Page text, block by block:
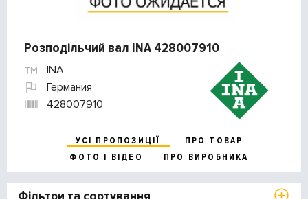
Розподільчий вал INA 428007910
INA
Германия
428007910
УСІ ПРОПОЗИЦІЇ
ПРО ТОВАР
ФОТО І ВІДЕО
ПРО ВИРОБНИКА